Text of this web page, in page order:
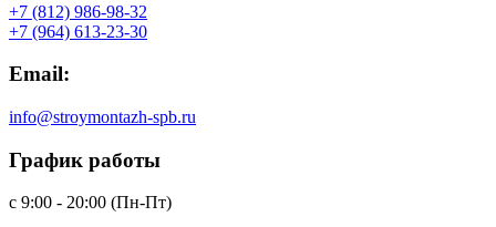
+7 (812) 986-98-32
+7 (964) 613-23-30
Email:
info@stroymontazh-spb.ru
График работы
с 9:00 - 20:00 (Пн-Пт)